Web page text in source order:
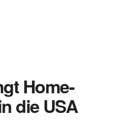
Home-
die USA